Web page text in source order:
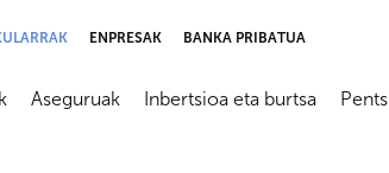
ENPRESAK BANKA PRIBATUA
Abrir submenú
Aseguruak
Abrir submenú
Inbertsioa eta burtsa
Abrir